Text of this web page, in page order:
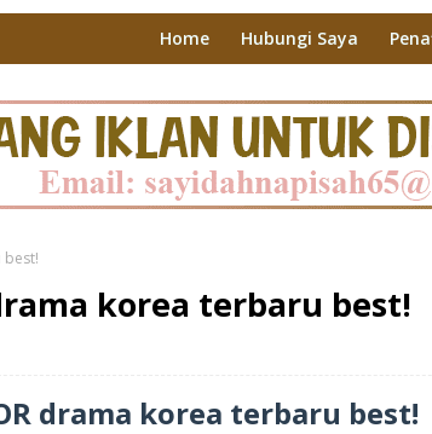
Home Hubungi Saya
best!
korea terbaru best!
drama korea terbaru best!